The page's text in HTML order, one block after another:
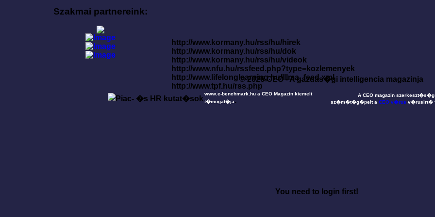
Szakmai partnereink:
http://www.kormany.hu/rss/hu/hirek
http://www.kormany.hu/rss/hu/dok
http://www.kormany.hu/rss/hu/videok
http://www.nfu.hu/rssfeed.php?type=kozlemenyek
http://www.lifelonglearning.hu/lllma_feed.xml
http://www.tpf.hu/rss.php
You need to login first!
© 2026 CEO - A gazdas�gi intelligencia magazinja
www.e-benchmark.hu a CEO Magazin kiemelt
t�mogat�ja.
A CEO magazin
sz�m�t�g�peit a CEO v�rus v�rusirt�